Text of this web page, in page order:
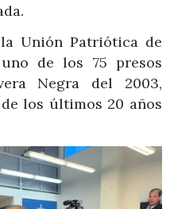
Unión Patriótica de
de los 75 presos
Negra del 2003,
los últimos 20 años